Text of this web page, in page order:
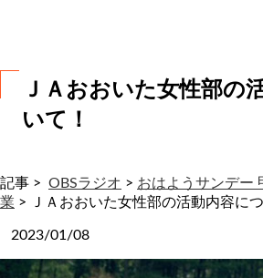
ＪＡおおいた女性部の
いて！
記事 > OBSラジオ > おはようサンデー
業 > ＪＡおおいた女性部の活動内容につ
2023/01/08